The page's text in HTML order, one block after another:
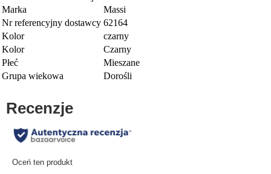
Marka
Massi
Nr referencyjny dostawcy 62164
Kolor
czarny
Kolor
Czarny
Płeć
Mieszane
Grupa wiekowa
Dorośli